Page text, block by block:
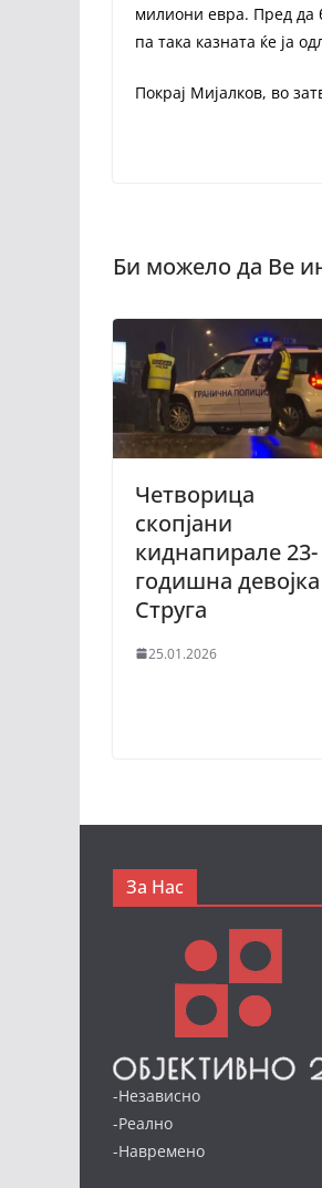
милиони евра. Пред да
па така казната ќе ја
Покрај Мијалков, во
Четворица
скопјани
киднапирале 23-
годишна
Струга
25.01.2026
За Нас
-Независно
-Реално
-Навремено